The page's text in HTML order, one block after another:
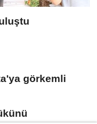
görkemli